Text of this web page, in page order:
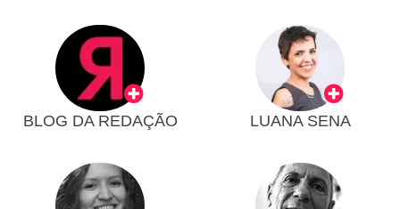
BLOG DA REDAÇÃO LUANA SENA